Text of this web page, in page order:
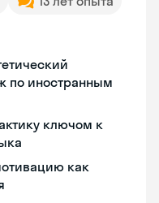
по иностранным
ключом к
как